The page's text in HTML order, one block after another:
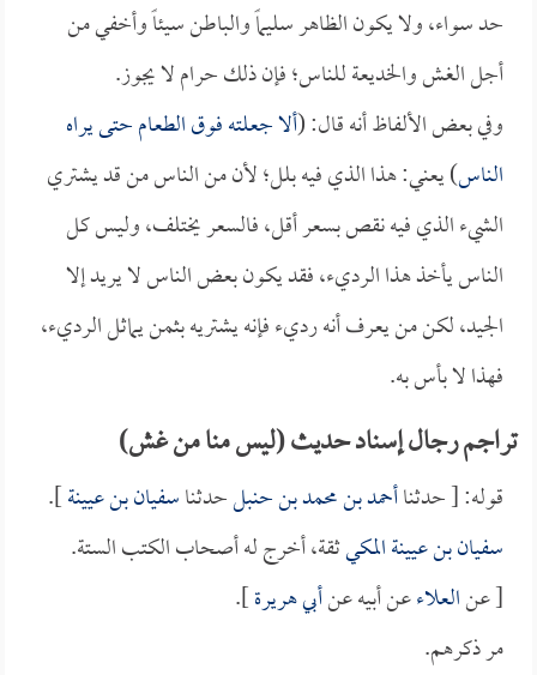
حد سواء، ولا يكون الظاهر سليماً والباطن سيئاً وأخفي من
أجل الغش والخديعة للناس؛ فإن ذلك حرام لا يجوز.
وفي بعض الألفاظ أنه قال: (ألا جعلته فوق الطعام حتى يراه
الناس) يعني: هذا الذي فيه بلل؛ لأن من الناس من قد يشتري
الشيء الذي فيه نقص بسعر أقل، فالسعر يختلف، وليس كل
الناس يأخذ هذا الرديء، فقد يكون بعض الناس لا يريد إلا
الجيد، لكن من يعرف أنه رديء فإنه يشتريه بثمن يماثل الرديء،
فهذا لا بأس به.
تراجم رجال إسناد حديث (ليس منا من غش)
قوله: [ حدثناأحمد بن محمد بن حنبلحدثناسفيان بن عيينة].
سفيان بن عيينة المكيثقة، أخرج له أصحاب الكتب الستة.
[ عنالعلاءعن أبيه عنأبي هريرة].
مر ذكرهم.